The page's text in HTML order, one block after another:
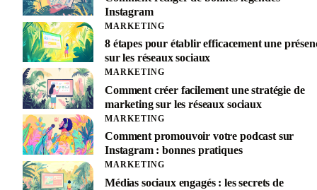
Instagram
MARKETING
8 étapes pour établir efficacement une
sur les réseaux sociaux
MARKETING
Comment créer facilement une stratégie de
marketing sur les réseaux sociaux
MARKETING
Comment promouvoir votre podcast sur
Instagram : bonnes pratiques
MARKETING
Médias sociaux engagés : les secrets de